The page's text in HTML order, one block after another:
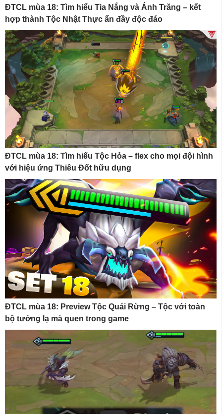
ĐTCL mùa 18: Tìm hiểu Tia Nắng và Ánh Trăng – kết
hợp thành Tộc Nhật Thực ẩn đầy độc đáo
ĐTCL mùa 18: Tìm hiểu Tộc Hỏa – flex cho mọi đội hình
với hiệu ứng Thiêu Đốt hữu dụng
ĐTCL mùa 18: Preview Tộc Quái Rừng – Tộc với toàn
bộ tướng lạ mà quen trong game